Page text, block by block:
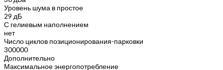
Уровень шума в простое
29 дБ
С гелиевым наполнением
нет
Число циклов позиционирования-парковки
300000
Дополнительно
Максимальное энергопотребление